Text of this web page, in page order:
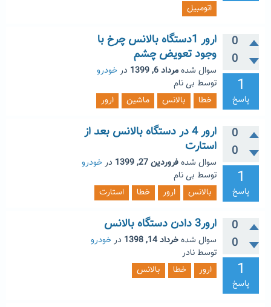
اتومبیل
0
0
1
پاسخ
ارور 1دستگاه بالانس چرخ با
وجود تعویض چشم
سوال شدهمرداد 6, 1399 درخودرو
توسط بی نام
خطا
بالانس ماشین ارور
0
0
1
پاسخ
ارور 4 در دستگاه بالانس بعد از
استارت
سوال شدهفروردین 27, 1399 درخودرو
توسط بی نام
بالانس
ارور خطا استارت
0
0
1
پاسخ
ارور3 دادن دستگاه بالانس
سوال شدهخرداد 14, 1398 درخودرو
توسط نادر
ارور
خطا بالانس